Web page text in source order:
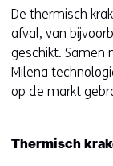
De thermisch
afval, van
geschikt. Samen
Milena
op de markt
Thermisch